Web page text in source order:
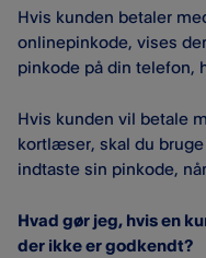
Hvis kunden betaler
onlinepinkode, vises
pinkode på din telefon,
Hvis kunden vil betale
kortlæser, skal du
indtaste sin pinkode,
Hvad gør jeg, hvis en
der ikke er godkendt?